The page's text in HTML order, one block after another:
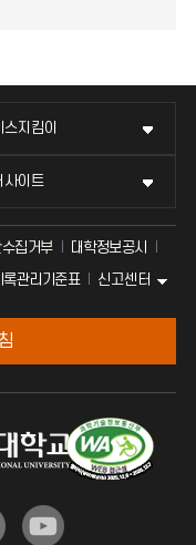
스지킴이
사이트
집거부
대학정보공시
록관리기준표 신고센터